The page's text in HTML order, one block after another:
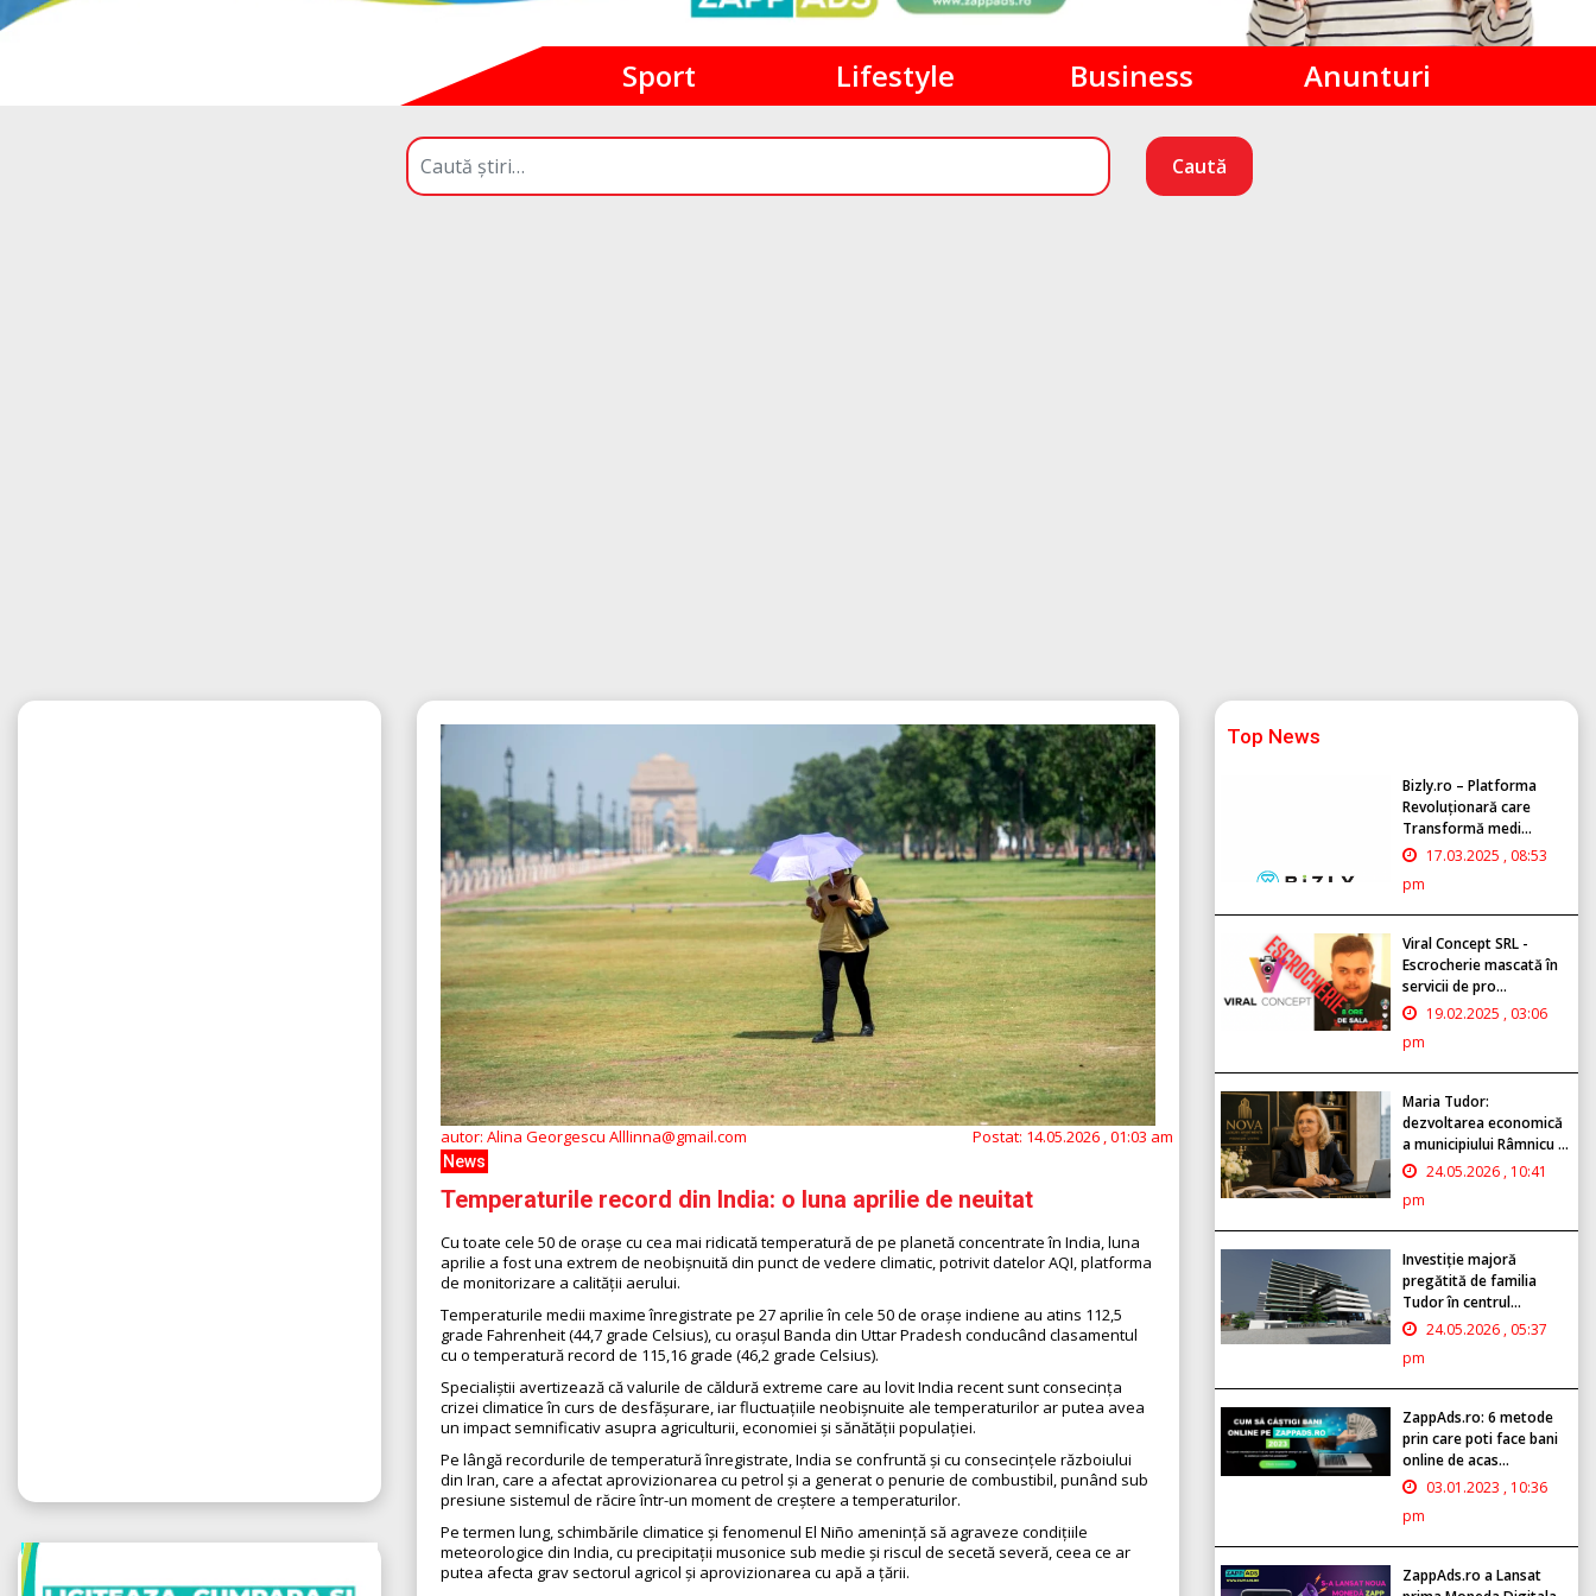
Sport Lifestyle Business Anunturi
Caută
autor: Alina Georgescu Alllinna@gmail.com Postat: 14.05.2026 , 01:03 am
News
Temperaturile record din India: o luna aprilie de neuitat
Cu toate cele 50 de orașe cu cea mai ridicată temperatură de pe planetă concentrate în India, luna
aprilie a fost una extrem de neobișnuită din punct de vedere climatic, potrivit datelor AQI, platforma
de monitorizare a calității aerului.
Temperaturile medii maxime înregistrate pe 27 aprilie în cele 50 de orașe indiene au atins 112,5
grade Fahrenheit (44,7 grade Celsius), cu orașul Banda din Uttar Pradesh conducând clasamentul
cu o temperatură record de 115,16 grade (46,2 grade Celsius).
Specialiștii avertizează că valurile de căldură extreme care au lovit India recent sunt consecința
crizei climatice în curs de desfășurare, iar fluctuațiile neobișnuite ale temperaturilor ar putea avea
un impact semnificativ asupra agriculturii, economiei și sănătății populației.
Pe lângă recordurile de temperatură înregistrate, India se confruntă și cu consecințele războiului
din Iran, care a afectat aprovizionarea cu petrol și a generat o penurie de combustibil, punând sub
presiune sistemul de răcire într-un moment de creștere a temperaturilor.
Pe termen lung, schimbările climatice și fenomenul El Niño amenință să agraveze condițiile
meteorologice din India, cu precipitații musonice sub medie și riscul de secetă severă, ceea ce ar
putea afecta grav sectorul agricol și aprovizionarea cu apă a țării.
Top News
Bizly.ro – Platforma
Revoluționară care
Transformă medi...
17.03.2025 , 08:53
pm
Viral Concept SRL -
Escrocherie mascată în
servicii de pro...
19.02.2025 , 03:06
pm
Maria Tudor:
dezvoltarea economică
a municipiului Râmnicu ...
24.05.2026 , 10:41
pm
Investiție majoră
pregătită de familia
Tudor în centrul...
24.05.2026 , 05:37
pm
ZappAds.ro: 6 metode
prin care poti face bani
online de acas...
03.01.2023 , 10:36
pm
ZappAds.ro a Lansat